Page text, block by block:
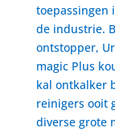
toepassingen
de industrie.
ontstopper,
magic Plus
kal ontkalker
reinigers ooit
diverse grote